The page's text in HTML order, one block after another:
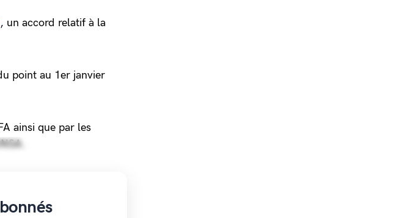
, un accord relatif à la
point au 1er janvier
ainsi que par les